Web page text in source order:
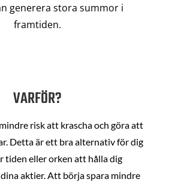
generera stora summor i
framtiden.
VARFÖR?
risk att krascha och göra att
Detta är ett bra alternativ för dig
tiden eller orken att hålla dig
aktier. Att börja spara mindre